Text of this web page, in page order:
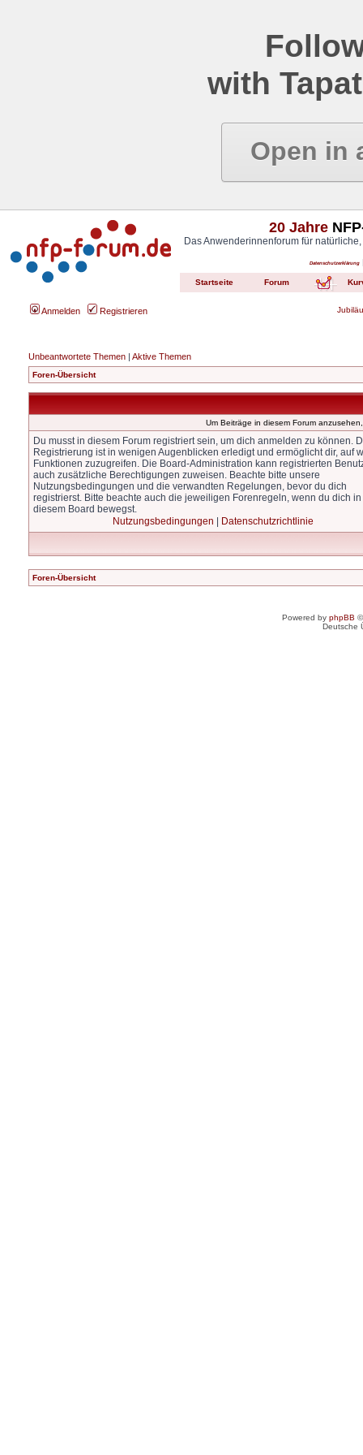
with
Open in
20 Jahre
Das Anwenderinnenforum für
Datenschutzerklärung
Startseite Forum
Anmelden Registrieren
Unbeantwortete Themen | Aktive Themen
Foren-Übersicht
Um Beiträge in diesem Forum
Du musst in diesem Forum registriert sein, um dich anmelden zu können.
Registrierung ist in wenigen Augenblicken erledigt und ermöglicht dir, auf
Funktionen zuzugreifen. Die Board-Administration kann registrierten
auch zusätzliche Berechtigungen zuweisen. Beachte bitte unsere
Nutzungsbedingungen und die verwandten Regelungen, bevor du dich
registrierst. Bitte beachte auch die jeweiligen Forenregeln, wenn du dich in
diesem Board bewegst.
Nutzungsbedingungen
Datenschutzrichtlinie
Foren-Übersicht
Powered by phpBB
Deutsche